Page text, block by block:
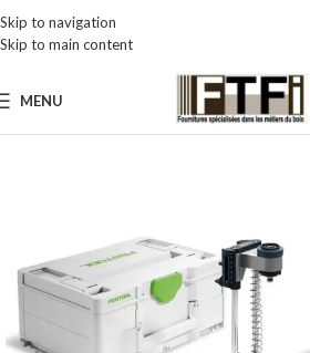
Skip to navigation
Skip to main content
MENU